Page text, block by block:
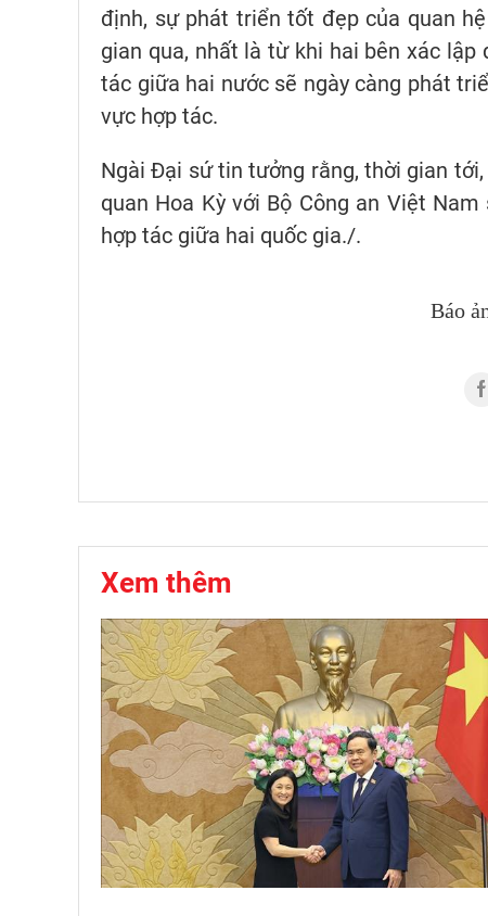
định, sự phát triển tốt đẹp của quan
gian qua, nhất là từ khi hai bên xác
tác giữa hai nước sẽ ngày càng phát
vực hợp tác.
Ngài Đại sứ tin tưởng rằng, thời gian
quan Hoa Kỳ với Bộ Công an Việt
hợp tác giữa hai quốc gia./.
Báo
Xem thêm